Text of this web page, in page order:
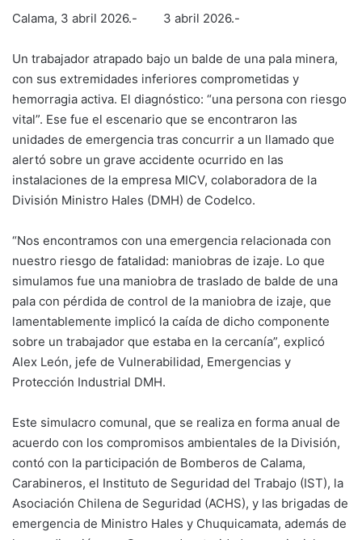
Calama, 3 abril 2026.- 3 abril 2026.-
Un trabajador atrapado bajo un balde de una pala minera,
con sus extremidades inferiores comprometidas y
hemorragia activa. El diagnóstico: “una persona con riesgo
vital”. Ese fue el escenario que se encontraron las
unidades de emergencia tras concurrir a un llamado que
alertó sobre un grave accidente ocurrido en las
instalaciones de la empresa MICV, colaboradora de la
División Ministro Hales (DMH) de Codelco.
“Nos encontramos con una emergencia relacionada con
nuestro riesgo de fatalidad: maniobras de izaje. Lo que
simulamos fue una maniobra de traslado de balde de una
pala con pérdida de control de la maniobra de izaje, que
lamentablemente implicó la caída de dicho componente
sobre un trabajador que estaba en la cercanía”, explicó
Alex León, jefe de Vulnerabilidad, Emergencias y
Protección Industrial DMH.
Este simulacro comunal, que se realiza en forma anual de
acuerdo con los compromisos ambientales de la División,
contó con la participación de Bomberos de Calama,
Carabineros, el Instituto de Seguridad del Trabajo (IST), la
Asociación Chilena de Seguridad (ACHS), y las brigadas de
emergencia de Ministro Hales y Chuquicamata, además de